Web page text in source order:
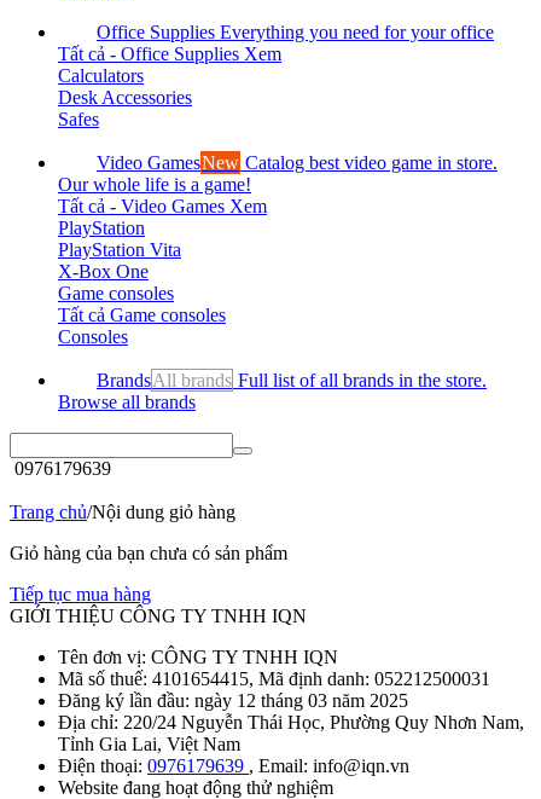
Office Supplies Everything you need for your office
Tất cả - Office Supplies Xem
Calculators
Desk Accessories
Safes
Video GamesNew Catalog best video game in store.
Our whole life is a game!
Tất cả - Video Games Xem
PlayStation
PlayStation Vita
X-Box One
Game consoles
Tất cả Game consoles
Consoles
BrandsAll brands Full list of all brands in the store.
Browse all brands
0976179639
Trang chủ/Nội dung giỏ hàng
Giỏ hàng của bạn chưa có sản phẩm
Tiếp tục mua hàng
GIỚI THIỆU CÔNG TY TNHH IQN
Tên đơn vị: CÔNG TY TNHH IQN
Mã số thuế: 4101654415, Mã định danh: 052212500031
Đăng ký lần đầu: ngày 12 tháng 03 năm 2025
Địa chỉ: 220/24 Nguyễn Thái Học, Phường Quy Nhơn Nam,
Tỉnh Gia Lai, Việt Nam
Điện thoại: 0976179639 , Email: info@iqn.vn
Website đang hoạt động thử nghiệm